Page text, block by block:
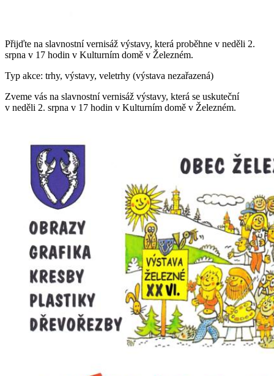
Přijďte na slavnostní vernisáž výstavy, která proběhne v neděli 2.
srpna v 17 hodin v Kulturním domě v Železném.
Typ akce: trhy, výstavy, veletrhy (výstava nezařazená)
Zveme vás na slavnostní vernisáž výstavy, která se uskuteční
v neděli 2. srpna v 17 hodin v Kulturním domě v Železném.